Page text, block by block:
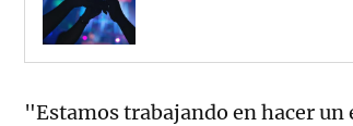
"Estamos trabajando en hacer